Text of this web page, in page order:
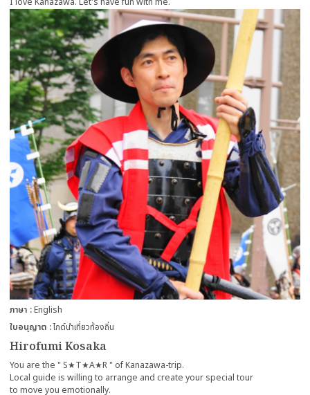
I love Kanazawa. Let's have fun with me.
Hirofumi Kosaka
ภาษา English
ใบอนุญาต ไกด์นำเที่ยวท้องถิ่น
You are the " S★T★A★R " of Kanazawa-trip.
Local guide is willing to arrange and create your special tour
to move you emotionally.
more